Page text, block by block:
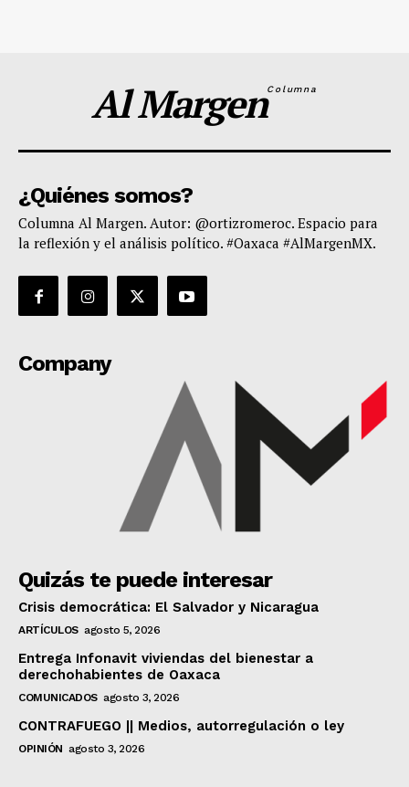
Al MargenColumna
¿Quiénes somos?
Columna Al Margen. Autor: @ortizromeroc. Espacio para
la reflexión y el análisis político. #Oaxaca #AlMargenMX.
Company
Quizás te puede interesar
Crisis democrática: El Salvador y Nicaragua
ARTÍCULOS agosto 5, 2026
Entrega Infonavit viviendas del bienestar a
derechohabientes de Oaxaca
COMUNICADOS agosto 3, 2026
CONTRAFUEGO || Medios, autorregulación o ley
OPINIÓN agosto 3, 2026